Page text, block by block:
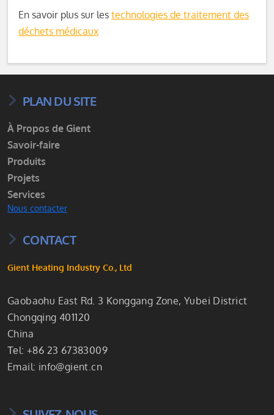
En savoir plus sur les technologies de traitement des
déchets médicaux
PLAN DU SITE
À Propos de Gient
Savoir-faire
Produits
Projets
Services
Nous contacter
CONTACT
Gient Heating Industry Co., Ltd
Gaobaohu East Rd. 3 Konggang Zone, Yubei District
Chongqing 401120
China
Теl: +86 23 67383009
Email: info@gient.cn